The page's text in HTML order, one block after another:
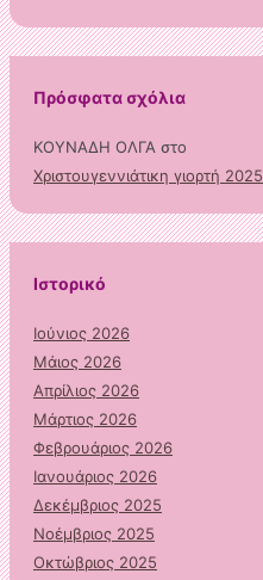
Πρόσφατα σχόλια
ΚΟΥΝΑΔΗ ΟΛΓΑ στο
Χριστουγεννιάτικη γιορτή 2025
Ιστορικό
Ιούνιος 2026
Μάιος 2026
Απρίλιος 2026
Μάρτιος 2026
Φεβρουάριος 2026
Ιανουάριος 2026
Δεκέμβριος 2025
Νοέμβριος 2025
Οκτώβριος 2025